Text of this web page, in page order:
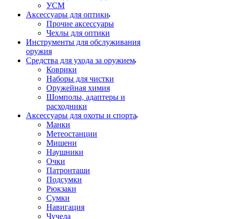
УСМ
Аксессуары для оптики
Прочие аксессуары
Чехлы для оптики
Инструменты для обслуживания
оружия
Средства для ухода за оружием
Коврики
Наборы для чистки
Оружейная химия
Шомполы, адаптеры и
расходники
Аксессуары для охоты и спорта
Манки
Метеостанции
Мишени
Наушники
Очки
Патронташи
Подсумки
Рюкзаки
Сумки
Навигация
Чучела